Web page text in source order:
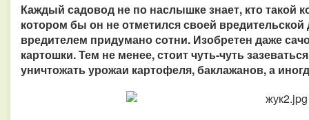
Каждый садовод не по наслышке знает, кто такой
котором бы он не отметился своей
вредителем придумано сотни. Изобретен даже
картошки. Тем не менее, стоит чуть-чуть
уничтожать урожаи картофеля, баклажанов, а